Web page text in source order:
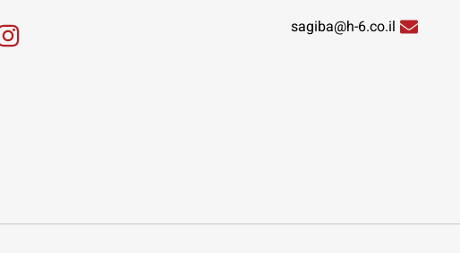
sagiba@h-6.co.il